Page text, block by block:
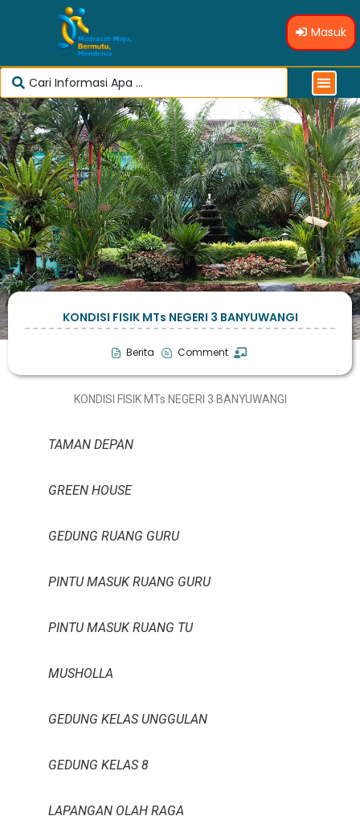
Masuk
KONDISI FISIK MTs NEGERI 3 BANYUWANGI
Berita Comment
KONDISI FISIK MTs NEGERI 3 BANYUWANGI
TAMAN DEPAN
GREEN HOUSE
GEDUNG RUANG GURU
PINTU MASUK RUANG GURU
PINTU MASUK RUANG TU
MUSHOLLA
GEDUNG KELAS UNGGULAN
GEDUNG KELAS 8
LAPANGAN OLAH RAGA